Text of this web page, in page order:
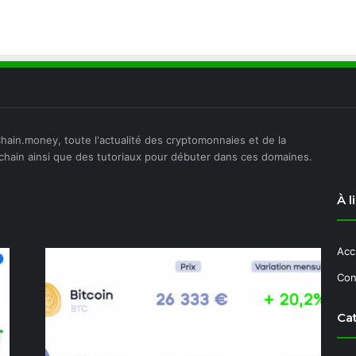
toute l'actualité des cryptomonnaies et de la
ainsi que des tutoriaux pour débuter dans ces domaines.
À